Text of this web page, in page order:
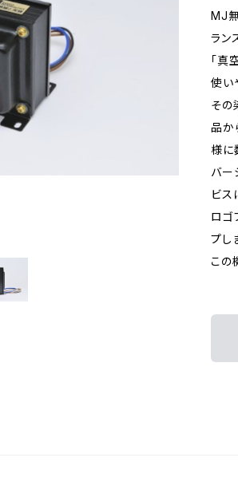
MJ
ラン
「真
使い
その
品か
様に
バー
ビス
ロゴ
プし
この